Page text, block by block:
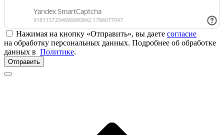
Нажимая на кнопку «Отправить», вы даете согласие
на обработку персональных данных. Подробнее об обработке
данных в Политике.
Отправить